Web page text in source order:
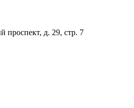
проспект, д. 29, стр. 7